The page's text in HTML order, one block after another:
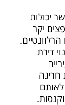
יכולות
יקרי
דירת
חריגה
לאותם